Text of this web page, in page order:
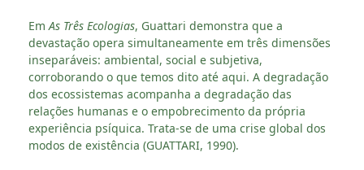
EmAs Três Ecologias, Guattari demonstra que a
devastação opera simultaneamente em três dimensões
inseparáveis: ambiental, social e subjetiva,
corroborando o que temos dito até aqui. A degradação
dos ecossistemas acompanha a degradação das
relações humanas e o empobrecimento da própria
experiência psíquica. Trata-se de uma crise global dos
modos de existência (GUATTARI, 1990).